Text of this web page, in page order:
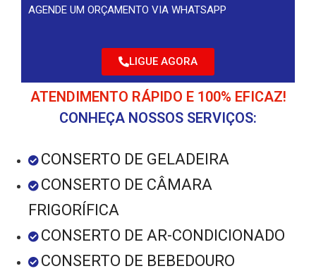
AGENDE UM ORÇAMENTO VIA WHATSAPP
LIGUE AGORA
ATENDIMENTO RÁPIDO E 100% EFICAZ!
CONHEÇA NOSSOS SERVIÇOS:
CONSERTO DE GELADEIRA
CONSERTO DE CÂMARA
FRIGORÍFICA
CONSERTO DE AR-CONDICIONADO
CONSERTO DE BEBEDOURO